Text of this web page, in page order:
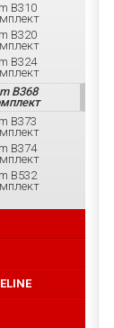
B310
B320
B324
B368
B373
B374
B532